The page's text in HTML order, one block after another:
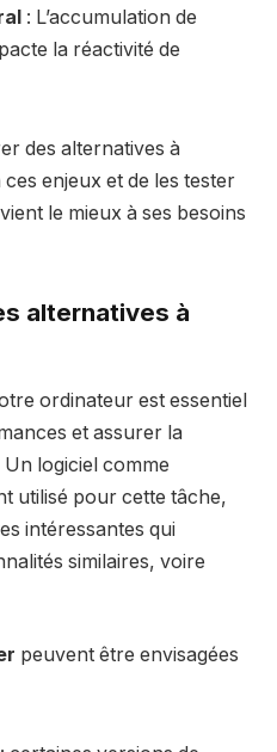
: L’accumulation de
la réactivité de
des alternatives à
enjeux et de les tester
le mieux à ses besoins
alternatives à
ordinateur est essentiel
et assurer la
logiciel comme
utilisé pour cette tâche,
intéressantes qui
similaires, voire
peuvent être envisagées